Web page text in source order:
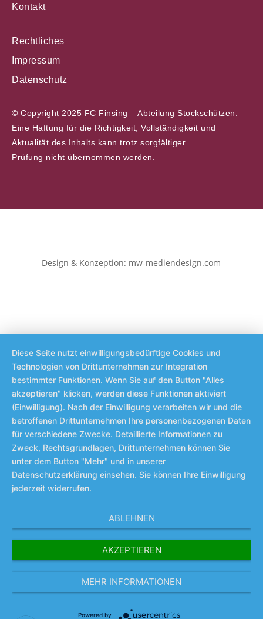
Kontakt
Rechtliches
Impressum
Datenschutz
© Copyright 2025 FC Finsing – Abteilung Stockschützen.
Eine Haftung für die Richtigkeit, Vollständigkeit und
Aktualität des Inhalts kann trotz sorgfältiger
Prüfung nicht übernommen werden.
Design & Konzeption: mw-mediendesign.com
Diese Seite nutzt einwilligungsbedürftige Cookies und
Technologien von Drittunternehmen zur Integration
bestimmter Funktionen. Wenn Sie auf den Button "Alles
akzeptieren" klicken, werden diese Funktionen aktiviert
(Einwilligung). Nach der Einwilligung verarbeiten wir und die
betroffenen Drittunternehmen Ihre personenbezogenen Daten
für verschiedene Zwecke. Detaillierte Informationen zu
Zweck, Rechtsgrundlagen, Drittunternehmen können Sie
unter dem Button "Mehr" und in unserer
Datenschutzerklärung einsehen. Sie können Ihre Einwilligung
jederzeit widerrufen.
ABLEHNEN
AKZEPTIEREN
MEHR INFORMATIONEN
Powered by